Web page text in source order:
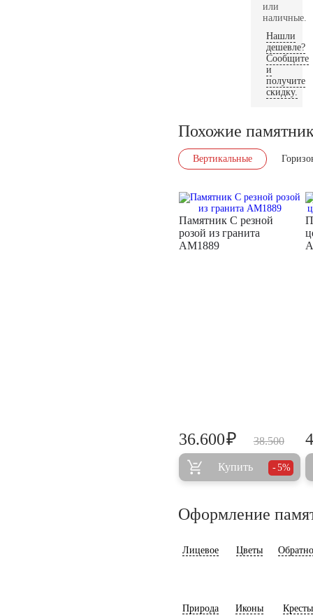
или
наличные.
Нашли
дешевле?
Сообщите
и
получите
скидку.
Похожие
Вертикальные
Памятник С резной
розой из гранита
AM1889
38.500
36.600₽
Купить 5%
Оформление
Лицевое Цветы
Природа Иконы Кресты